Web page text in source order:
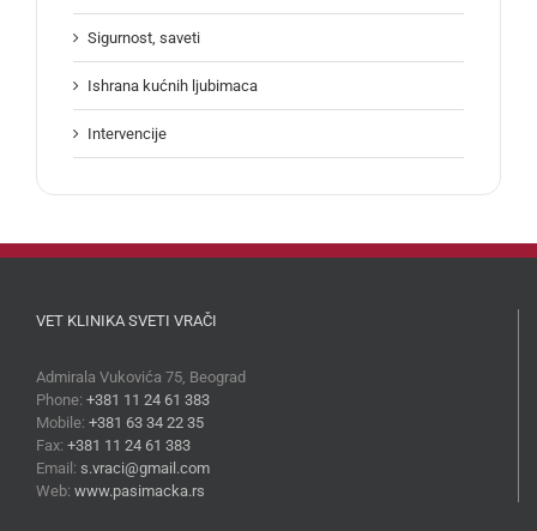
Sigurnost, saveti
Ishrana kućnih ljubimaca
Intervencije
VET KLINIKA SVETI VRAČI
Admirala Vukovića 75, Beograd
Phone: +381 11 24 61 383
Mobile: +381 63 34 22 35
Fax: +381 11 24 61 383
Email: s.vraci@gmail.com
Web: www.pasimacka.rs